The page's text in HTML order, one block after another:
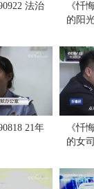
法治
《忏
的阳
21年
《忏
的女